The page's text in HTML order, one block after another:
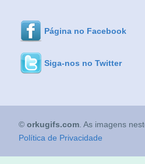
Página no Facebook
Siga-nos no Twitter
© orkugifs.com . As imagens
Política de Privacidade